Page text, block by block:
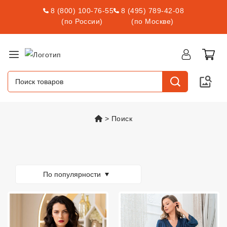
8 (800) 100-76-55
(по России)
8 (495) 789-42-08
(по Москве)
vsexshop.ru
Поиск
По популярности